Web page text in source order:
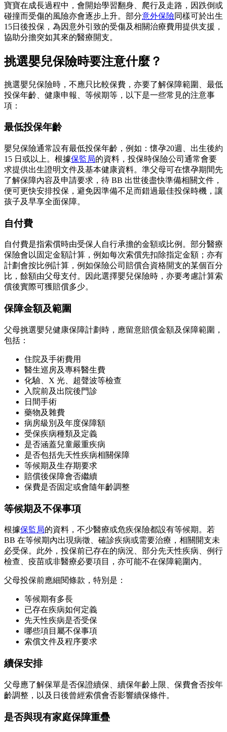
寶寶在成長過程中，會開始學習翻身、爬行及走路，因跌倒或
碰撞而受傷的風險亦會逐步上升。部分意外保險同樣可於出生
15日後投保，為因意外引致的受傷及相關治療費用提供支援，
協助分擔突如其來的醫療開支。
挑選嬰兒保險時要注意什麼？
挑選嬰兒保險時，不應只比較保費，亦要了解保障範圍、最低
投保年齡、健康申報、等候期等，以下是一些常見的注意事
項：
最低投保年齡
嬰兒保險通常設有最低投保年齡，例如：懷孕20週、出生後約
15 日或以上。根據保監局的資料，投保時保險公司通常會要
求提供出生證明文件及基本健康資料。準父母可在懷孕期間先
了解保障內容及申請要求，待 BB 出世後盡快準備相關文件，
便可更快安排投保，避免因準備不足而錯過最佳投保時機，讓
孩子及早享全面保障。
自付費
自付費是指索償時由受保人自行承擔的金額或比例。部分醫療
保險會以固定金額計算，例如每次索償先扣除指定金額；亦有
計劃會按比例計算，例如保險公司賠償合資格開支的某個百分
比，餘額由父母支付。因此選擇嬰兒保險時，亦要考慮計算索
償後實際可獲賠償多少。
保障金額及範圍
父母挑選嬰兒健康保障計劃時，應留意賠償金額及保障範圍，
包括：
住院及手術費用
醫生巡房及專科醫生費
化驗、X 光、超聲波等檢查
入院前及出院後門診
日間手術
藥物及雜費
病房級別及年度保障額
受保疾病種類及定義
是否涵蓋兒童嚴重疾病
是否包括先天性疾病相關保障
等候期及生存期要求
賠償後保障會否繼續
保費是否固定或會隨年齡調整
等候期及不保事項
根據保監局的資料，不少醫療或危疾保險都設有等候期。若
BB 在等候期內出現病徵、確診疾病或需要治療，相關開支未
必受保。此外，投保前已存在的病況、部分先天性疾病、例行
檢查、疫苗或非醫療必要項目，亦可能不在保障範圍內。
父母投保前應細閱條款，特別是：
等候期有多長
已存在疾病如何定義
先天性疾病是否受保
哪些項目屬不保事項
索償文件及程序要求
續保安排
父母應了解保單是否保證續保、續保年齡上限、保費會否按年
齡調整，以及日後曾經索償會否影響續保條件。
是否與現有家庭保障重疊